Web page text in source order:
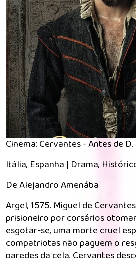
Cinema: Cervantes - Antes de
Itália, Espanha | Drama,
De Alejandro Amenába
Argel, 1575. Miguel de
prisioneiro por corsários
esgotar-se, uma morte cruel
compatriotas não paguem o